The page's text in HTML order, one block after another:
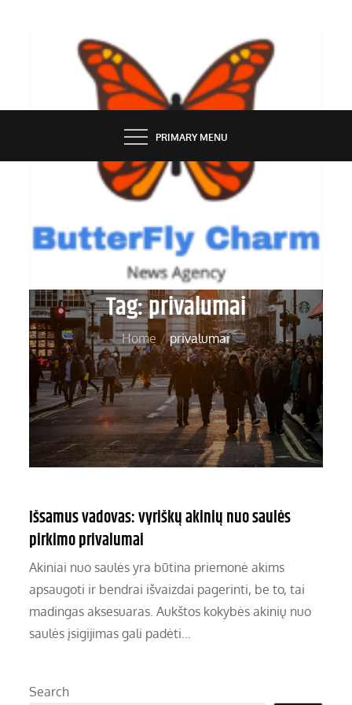
BUTTERFLY CHARM
PRIMARY MENU
Tag:privalumai
Home privalumai
Išsamus vadovas: vyriškų akinių nuo saulės
pirkimo privalumai
Akiniai nuo saulės yra būtina priemonė akims
apsaugoti ir bendrai išvaizdai pagerinti, be to, tai
madingas aksesuaras. Aukštos kokybės akinių nuo
saulės įsigijimas gali padėti…
Search